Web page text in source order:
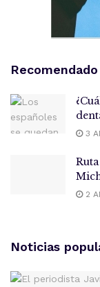
Recomendado
3
2
Noticias